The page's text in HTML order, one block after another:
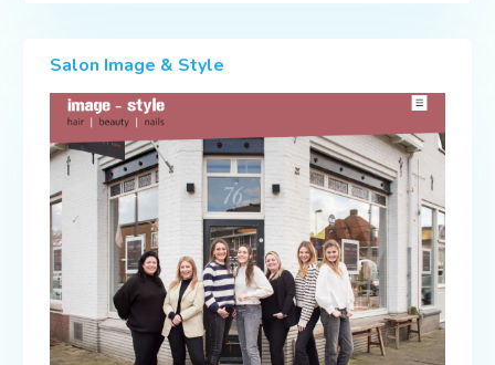
Salon Image & Style